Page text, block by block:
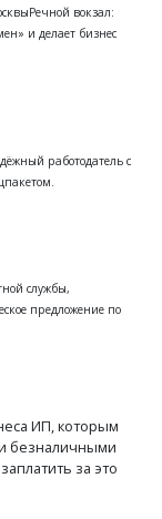
вокзал:
и делает бизнес
работодатель с
службы,
предложение по
ИП, которым
безналичными
за это